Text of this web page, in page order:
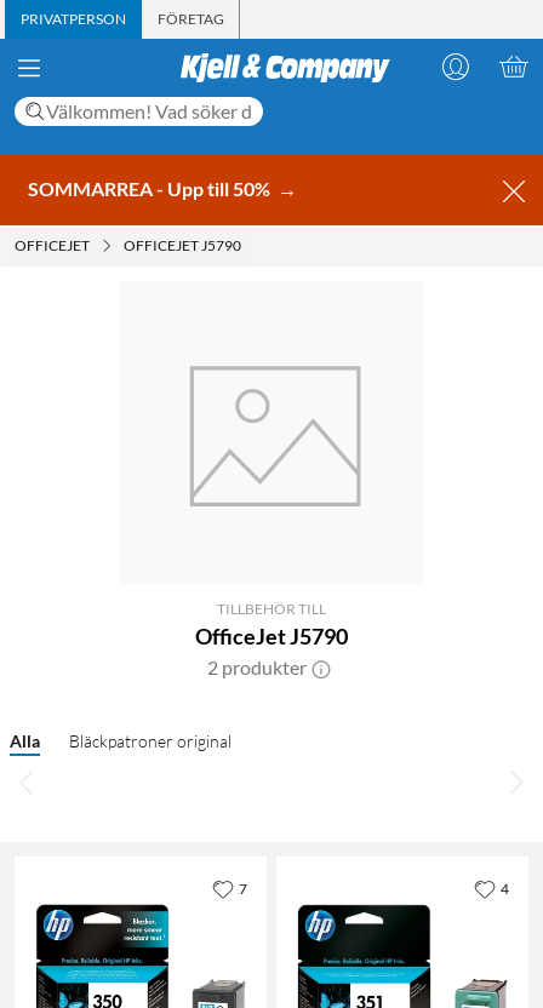
PRIVATPERSON FÖRETAG
SOMMARREA - Upp till 50% →
OFFICEJET OFFICEJET J5790
TILLBEHÖR TILL
OfficeJet J5790
2 produkter
Alla Bläckpatroner original
7 4